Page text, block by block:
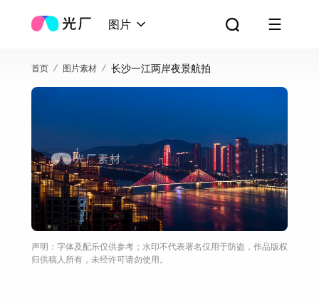
图片
首页 图片素材 长沙一江两岸夜景航拍
声明：字体及配乐仅供参考；水印不代表署名仅用于防盗，作品版权
归供稿人所有，未经许可请勿使用。